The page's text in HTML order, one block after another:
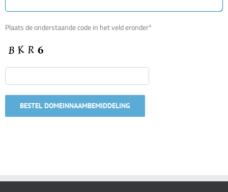
Plaats de onderstaande code in het veld eronder*